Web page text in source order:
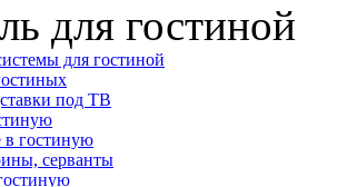
для гостиной
для гостиной
под ТВ
гостиную
серванты